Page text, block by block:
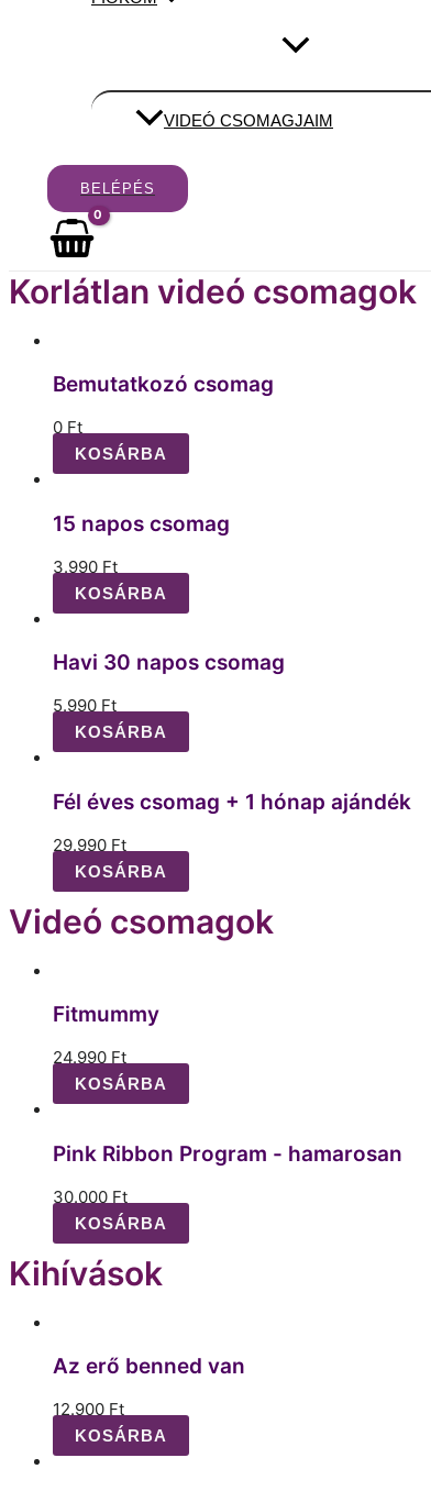
Menu
VIDEÓ CSOMAGJAIM
BELÉPÉS
Korlátlan videó csomagok
Bemutatkozó csomag
0 Ft
KOSÁRBA
15 napos csomag
3.990 Ft
KOSÁRBA
Havi 30 napos csomag
5.990 Ft
KOSÁRBA
Fél éves csomag + 1 hónap ajándék
29.990 Ft
KOSÁRBA
Videó csomagok
Fitmummy
24.990 Ft
KOSÁRBA
Pink Ribbon Program - hamarosan
30.000 Ft
KOSÁRBA
Kihívások
Az erő benned van
12.900 Ft
KOSÁRBA